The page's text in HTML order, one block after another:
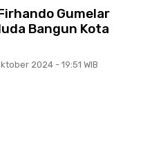
Gumelar
Bangun Kota
2024 - 19:51 WIB